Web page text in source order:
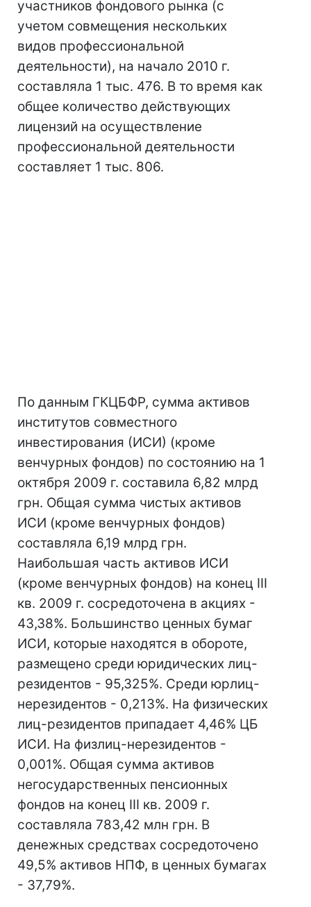
участников фондового рынка (с
учетом совмещения нескольких
видов профессиональной
деятельности), на начало 2010 г.
составляла 1 тыс. 476. В то время как
общее количество действующих
лицензий на осуществление
профессиональной деятельности
составляет 1 тыс. 806.
По данным ГКЦБФР, сумма активов
институтов совместного
инвестирования (ИСИ) (кроме
венчурных фондов) по состоянию на 1
октября 2009 г. составила 6,82 млрд
грн. Общая сумма чистых активов
ИСИ (кроме венчурных фондов)
составляла 6,19 млрд грн.
Наибольшая часть активов ИСИ
(кроме венчурных фондов) на конец ІІІ
кв. 2009 г. сосредоточена в акциях -
43,38%. Большинство ценных бумаг
ИСИ, которые находятся в обороте,
размещено среди юридических лиц-
резидентов - 95,325%. Среди юрлиц-
нерезидентов - 0,213%. На физических
лиц-резидентов припадает 4,46% ЦБ
ИСИ. На физлиц-нерезидентов -
0,001%. Общая сумма активов
негосударственных пенсионных
фондов на конец ІІІ кв. 2009 г.
составляла 783,42 млн грн. В
денежных средствах сосредоточено
49,5% активов НПФ, в ценных бумагах
- 37,79%.